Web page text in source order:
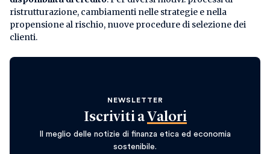
ristrutturazione, cambiamenti nelle strategie e nella
propensione al rischio, nuove procedure di selezione dei
clienti.
NEWSLETTER
Iscriviti a Valori
Il meglio delle notizie di finanza etica ed economia
sostenibile.